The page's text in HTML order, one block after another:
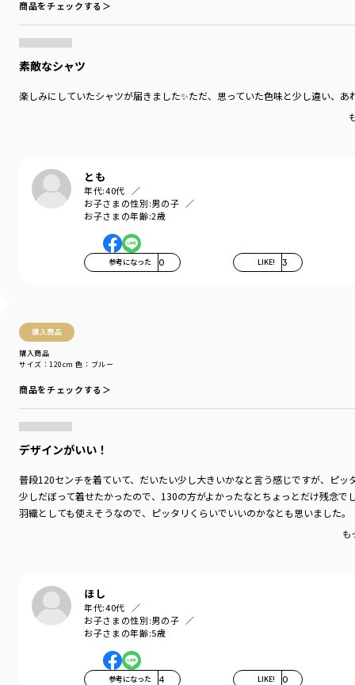
商品をチェックする＞
素敵なシャツ
楽しみにしていたシャツが届きました✨ただ、思っていた色味と少し違い、
とも
年代:40代
お子さまの性別:男の子
お子さまの年齢:2歳
参考になった 0 LIKE! 3
購入商品
購入商品
サイズ：120cm 色：ブルー
商品をチェックする＞
デザインがいい！
普段120センチを着ていて、だいたい少し大きいかなと言う感じですが、ピ
少しだぼって着せたかったので、130の方がよかったなとちょっとだけ残念
羽織としても使えそうなので、ピッタリくらいでいいのかなとも思いました。
も
ほし
年代:40代
お子さまの性別:男の子
お子さまの年齢:5歳
参考になった 4 LIKE! 0
ブランド ／branshes
カテゴリ
／
カラー
／
性別タイプ
BOY
商品番号
／ 11-3308-358